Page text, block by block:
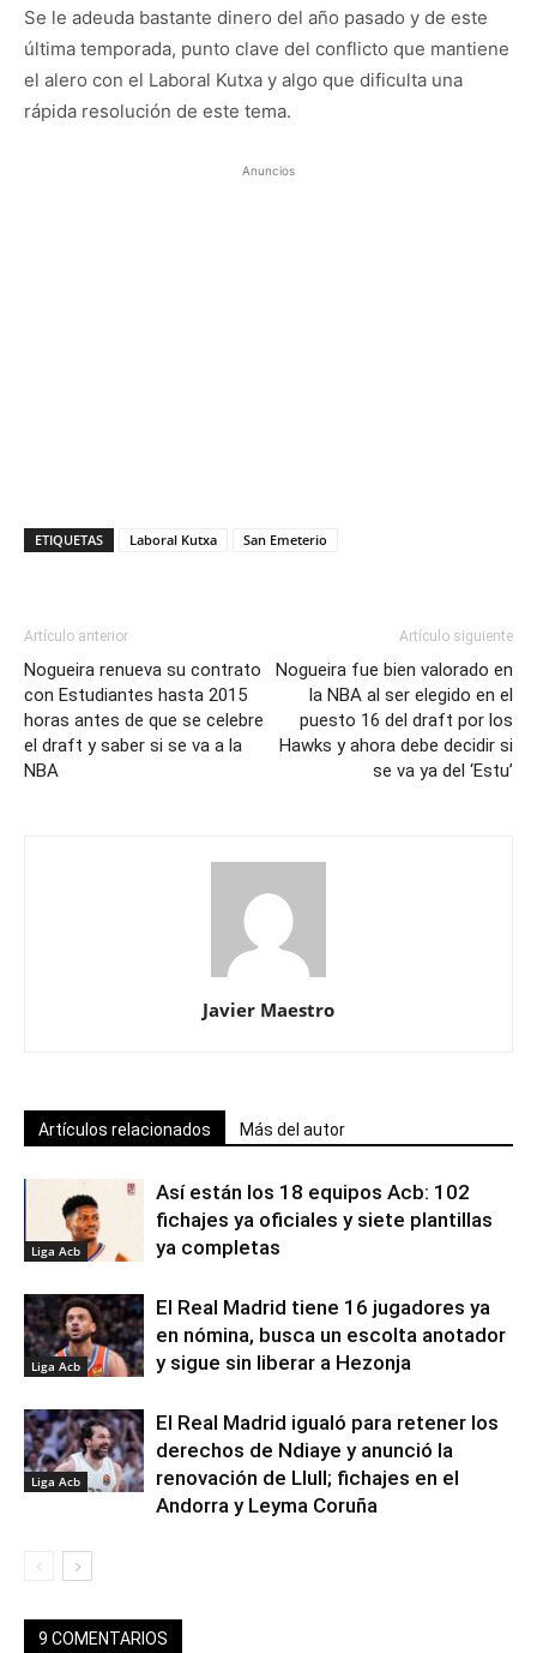
Se le adeuda bastante dinero del año pasado y de este
última temporada, punto clave del conflicto que mantiene
el alero con el Laboral Kutxa y algo que dificulta una
rápida resolución de este tema.
Anuncios
ETIQUETAS Laboral Kutxa San Emeterio
Artículo anterior
Nogueira renueva su contrato
con Estudiantes hasta 2015
horas antes de que se celebre
el draft y saber si se va a la
NBA
Artículo siguiente
Nogueira fue bien valorado en
la NBA al ser elegido en el
puesto 16 del draft por los
Hawks y ahora debe decidir si
se va ya del ‘Estu’
Javier Maestro
Artículos relacionados Más del autor
Liga Acb
Así están los 18 equipos Acb: 102
fichajes ya oficiales y siete plantillas
ya completas
Liga Acb
El Real Madrid tiene 16 jugadores ya
en nómina, busca un escolta anotador
y sigue sin liberar a Hezonja
Liga Acb
El Real Madrid igualó para retener los
derechos de Ndiaye y anunció la
renovación de Llull; fichajes en el
Andorra y Leyma Coruña
9 COMENTARIOS